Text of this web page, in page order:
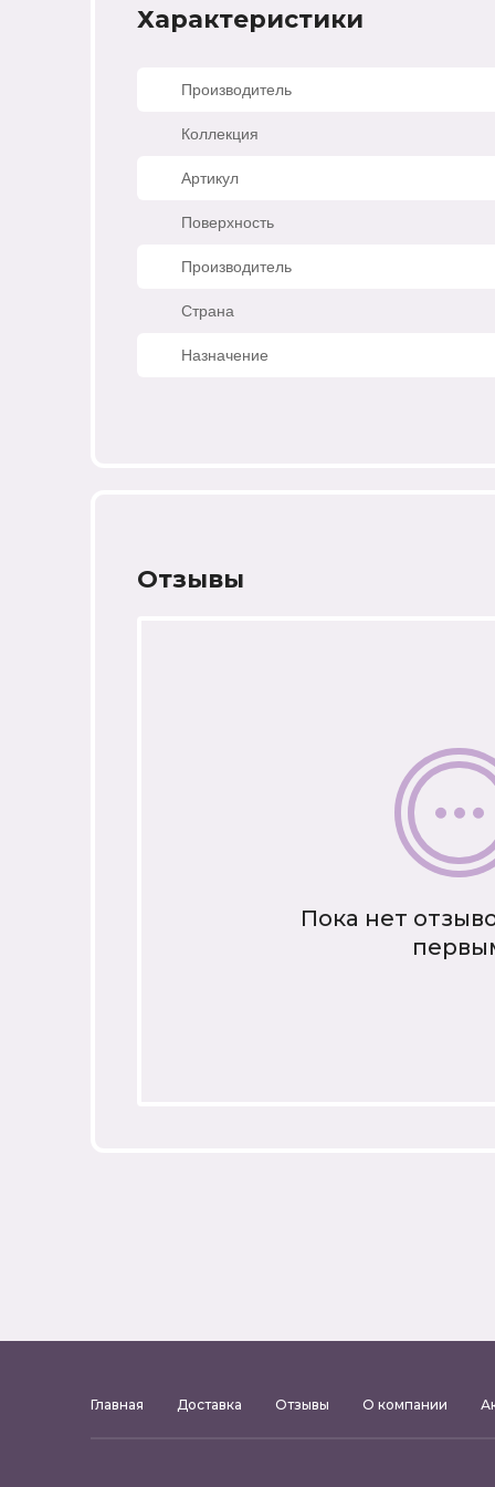
Характеристики
Производитель
Коллекция
Артикул
Поверхность
Производитель
Страна
Назначение
Отзывы
Пока нет
Главная Доставка Отзывы О компании